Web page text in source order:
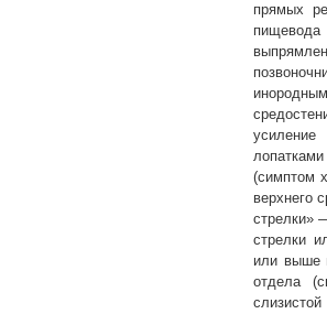
прямых
(симптом
верхнего
стрелки»
стрелки
или выше
отдела